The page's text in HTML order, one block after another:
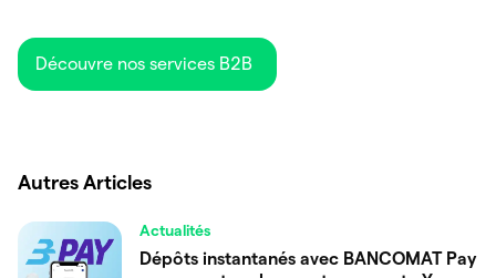
Découvre nos services B2B
Autres Articles
Actualités
Dépôts instantanés avec BANCOMAT Pay